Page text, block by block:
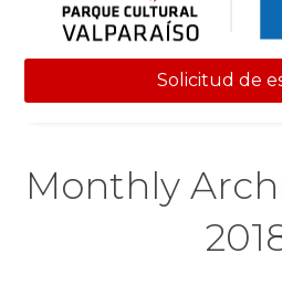
Solicitud de
Monthly